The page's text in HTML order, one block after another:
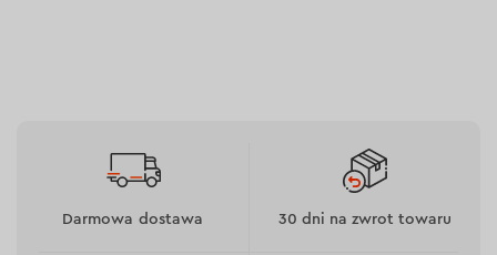
Darmowa dostawa 30 dni na zwrot towaru